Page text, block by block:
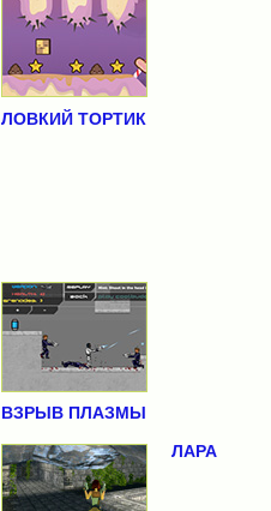
ЛОВКИЙ ТОРТИК
ВЗРЫВ ПЛАЗМЫ
ЛАРА